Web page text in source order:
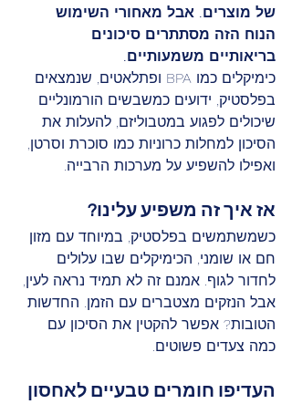
של מוצרים. אבל מאחורי השימוש
הנוח הזה מסתתרים סיכונים
בריאותיים משמעותיים.
כימיקלים כמו BPA ופתלאטים, שנמצאים
בפלסטיק, ידועים כמשבשים הורמונליים
שיכולים לפגוע במטבוליזם, להעלות את
הסיכון למחלות כרוניות כמו סוכרת וסרטן,
ואפילו להשפיע על מערכות הרבייה.
אז איך זה משפיע עלינו?
כשמשתמשים בפלסטיק, במיוחד עם מזון
חם או שומני, הכימיקלים שבו עלולים
לחדור לגוף. אמנם זה לא תמיד נראה לעין,
אבל הנזקים מצטברים עם הזמן. החדשות
הטובות? אפשר להקטין את הסיכון עם
כמה צעדים פשוטים.
העדיפו חומרים טבעיים לאחסון